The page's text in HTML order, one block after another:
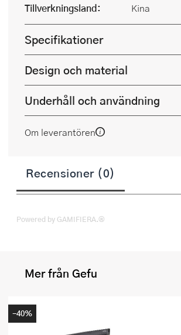
Tillverkningsland:
Kina
Specifikationer
Design och material
Underhåll och användning
Om leverantören
Recensioner (0)
Powered by GAMIFIERA.®
Mer från Gefu
-40%